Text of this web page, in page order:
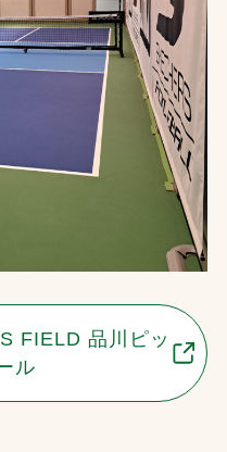
困りの方へ
FIELD 品川ピッ
ル